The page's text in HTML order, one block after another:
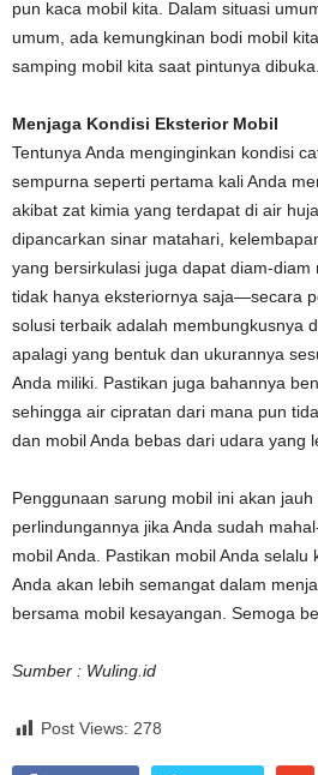
pun kaca mobil kita. Dalam situasi
umum, ada kemungkinan bodi mobil
samping mobil kita saat pintunya dibuka.
Menjaga Kondisi Eksterior Mobil
Tentunya Anda menginginkan kondisi
sempurna seperti pertama kali Anda
akibat zat kimia yang terdapat di air
dipancarkan sinar matahari,
yang bersirkulasi juga dapat diam-
tidak hanya eksteriornya saja—secara
solusi terbaik adalah membungkusnya
apalagi yang bentuk dan ukurannya
Anda miliki. Pastikan juga bahannya
sehingga air cipratan dari mana pun
dan mobil Anda bebas dari udara yang
Penggunaan sarung mobil ini akan
perlindungannya jika Anda sudah
mobil Anda. Pastikan mobil Anda selalu
Anda akan lebih semangat dalam
bersama mobil kesayangan. Semoga
Sumber : Wuling.id
Post Views: 278